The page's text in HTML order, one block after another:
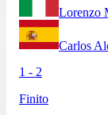
Lorenzo
Carlos
1 - 2
Finito